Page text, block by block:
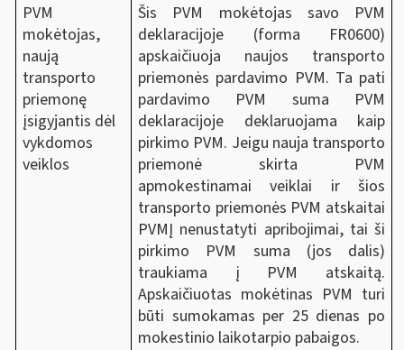
PVM
mokėtojas,
naują
transporto
priemonę
įsigyjantis dėl
vykdomos
veiklos
Šis PVM mokėtojas savo PVM
deklaracijoje (forma FR0600)
apskaičiuoja naujos transporto
priemonės pardavimo PVM. Ta pati
pardavimo PVM suma PVM
deklaracijoje deklaruojama kaip
pirkimo PVM. Jeigu nauja transporto
priemonė skirta PVM
apmokestinamai veiklai ir šios
transporto priemonės PVM atskaitai
PVMĮ nenustatyti apribojimai, tai ši
pirkimo PVM suma (jos dalis)
traukiama į PVM atskaitą.
Apskaičiuotas mokėtinas PVM turi
būti sumokamas per 25 dienas po
mokestinio laikotarpio pabaigos.